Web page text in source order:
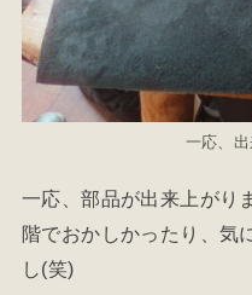
一応、
一応、部品が出来上がり
階でおかしかったり、気
し(笑)